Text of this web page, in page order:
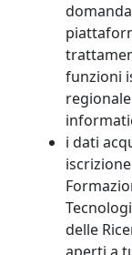
funzioni
i dati
delle